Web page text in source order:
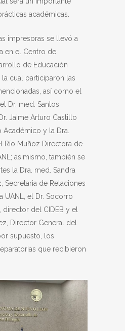
académicas.
impresoras se llevó a
en el Centro de
de Educación
la cual participaron las
así como el
Dr. med. Santos
Jaime Arturo Castillo
Académico y la Dra.
Río Muñoz Directora de
asimismo, también se
la Dra. med. Sandra
Secretaria de Relaciones
UANL, el Dr. Socorro
del CIDEB y el
Director General del
supuesto, los
que recibieron